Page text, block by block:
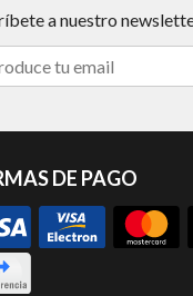
a nuestro
DE PAGO